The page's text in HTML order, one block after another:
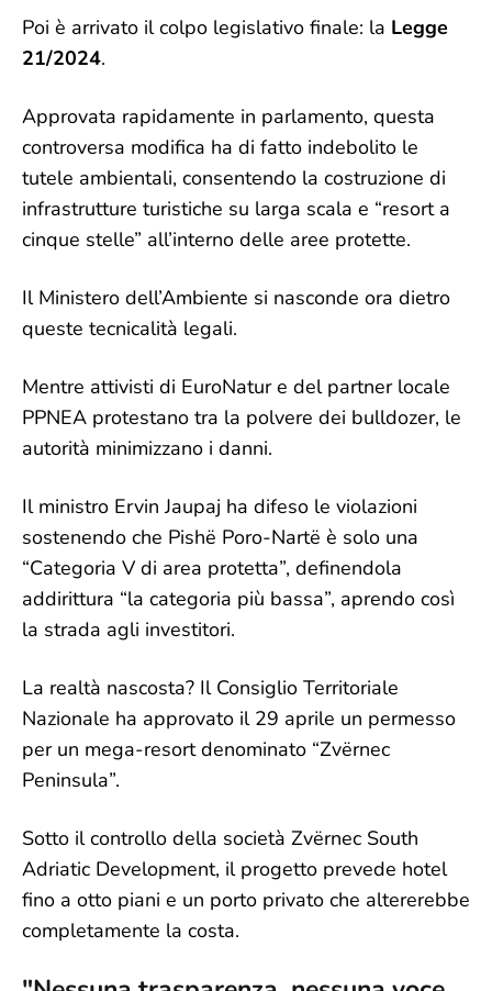
Poi è arrivato il colpo legislativo finale: la Legge
21/2024.
Approvata rapidamente in parlamento, questa
controversa modifica ha di fatto indebolito le
tutele ambientali, consentendo la costruzione di
infrastrutture turistiche su larga scala e “resort a
cinque stelle” all’interno delle aree protette.
Il Ministero dell’Ambiente si nasconde ora dietro
queste tecnicalità legali.
Mentre attivisti di EuroNatur e del partner locale
PPNEA protestano tra la polvere dei bulldozer, le
autorità minimizzano i danni.
Il ministro Ervin Jaupaj ha difeso le violazioni
sostenendo che Pishë Poro-Nartë è solo una
“Categoria V di area protetta”, definendola
addirittura “la categoria più bassa”, aprendo così
la strada agli investitori.
La realtà nascosta? Il Consiglio Territoriale
Nazionale ha approvato il 29 aprile un permesso
per un mega-resort denominato “Zvërnec
Peninsula”.
Sotto il controllo della società Zvërnec South
Adriatic Development, il progetto prevede hotel
fino a otto piani e un porto privato che altererebbe
completamente la costa.